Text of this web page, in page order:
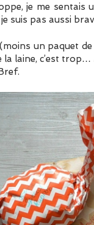
je me sentais
suis pas aussi
un paquet
laine, c’est